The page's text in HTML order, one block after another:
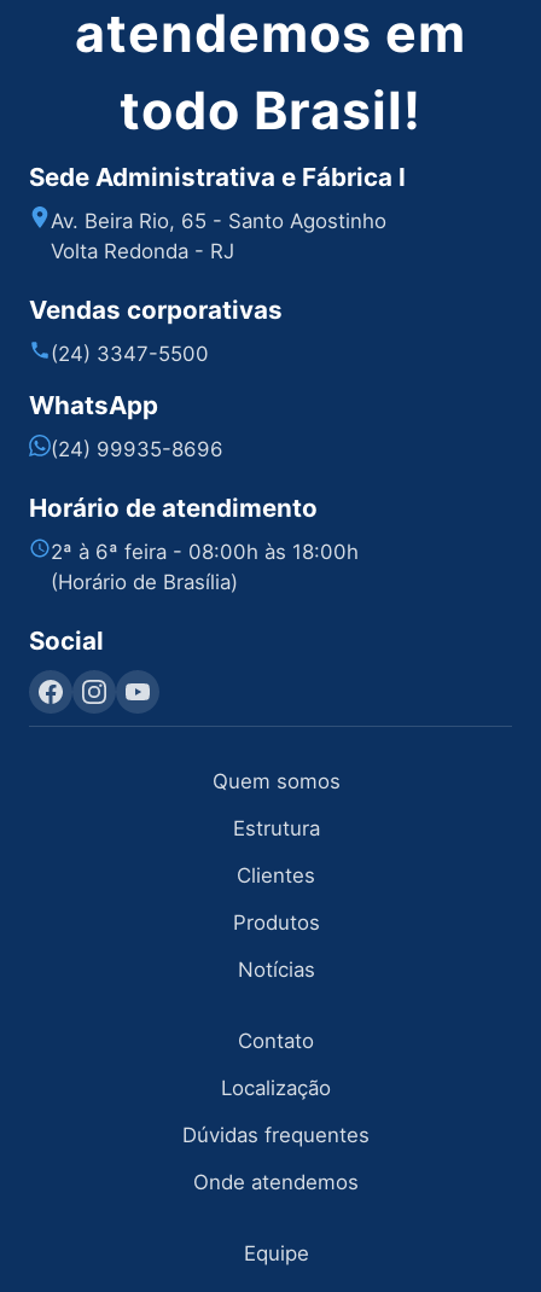
atendemos em
todo Brasil!
Sede Administrativa e Fábrica I
Av. Beira Rio, 65 - Santo Agostinho
Volta Redonda - RJ
Vendas corporativas
(24) 3347-5500
WhatsApp
(24) 99935-8696
Horário de atendimento
2ª à 6ª feira - 08:00h às 18:00h
(Horário de Brasília)
Social
Quem somos
Estrutura
Clientes
Produtos
Notícias
Contato
Localização
Dúvidas frequentes
Onde atendemos
Equipe